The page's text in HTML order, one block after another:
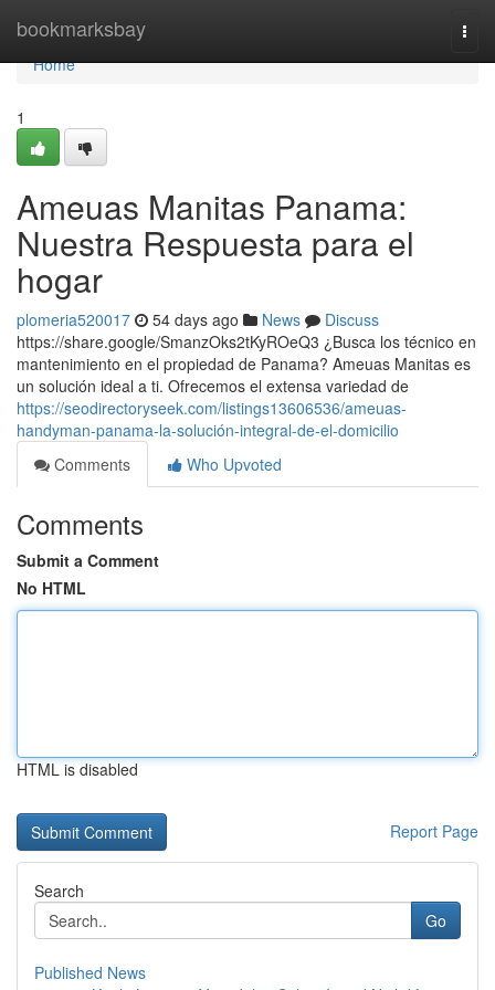
bookmarksbay
Home
Home
1
Ameuas Manitas Panama:
Nuestra Respuesta para el
hogar
plomeria520017 54 days ago News
Discuss
https://share.google/SmanzOks2tKyROeQ3 ¿Busca los técnico en
mantenimiento en el propiedad de Panama? Ameuas Manitas es
un solución ideal a ti. Ofrecemos el extensa variedad de
https://seodirectoryseek.com/listings13606536/ameuas-
handyman-panama-la-solución-integral-de-el-domicilio
Comments
Who Upvoted
Comments
Submit a Comment
No HTML
HTML is disabled
Report Page
Search
Go
Published News